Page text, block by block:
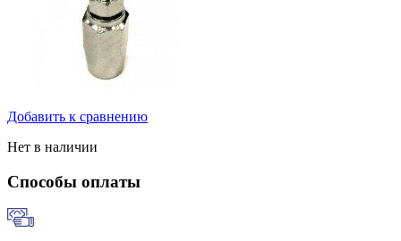
Добавить к сравнению
Нет в наличии
Способы оплаты